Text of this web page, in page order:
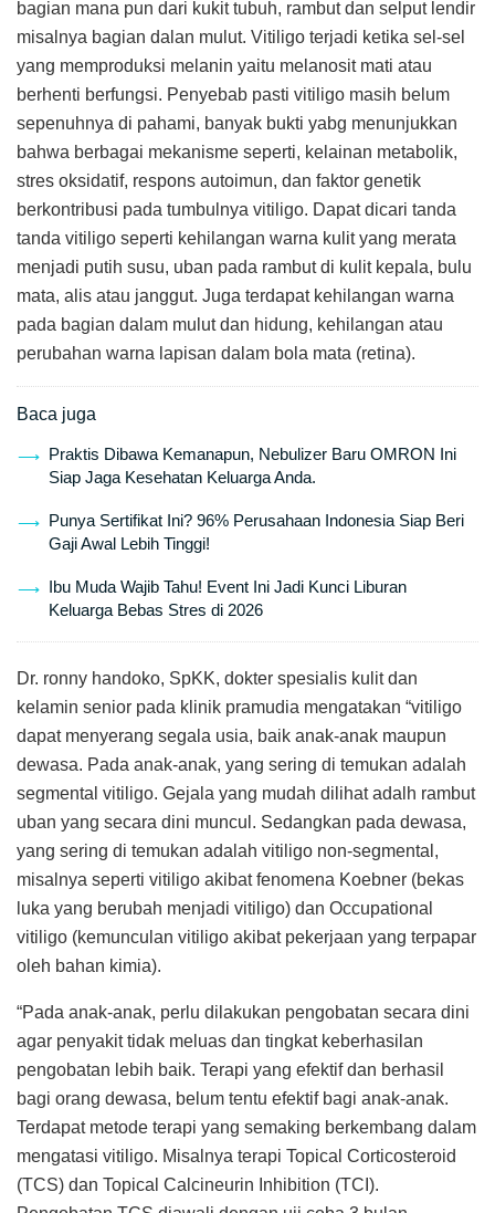
bagian mana pun dari kukit tubuh, rambut dan selput lendir
misalnya bagian dalan mulut. Vitiligo terjadi ketika sel-sel
yang memproduksi melanin yaitu melanosit mati atau
berhenti berfungsi. Penyebab pasti vitiligo masih belum
sepenuhnya di pahami, banyak bukti yabg menunjukkan
bahwa berbagai mekanisme seperti, kelainan metabolik,
stres oksidatif, respons autoimun, dan faktor genetik
berkontribusi pada tumbulnya vitiligo. Dapat dicari tanda
tanda vitiligo seperti kehilangan warna kulit yang merata
menjadi putih susu, uban pada rambut di kulit kepala, bulu
mata, alis atau janggut. Juga terdapat kehilangan warna
pada bagian dalam mulut dan hidung, kehilangan atau
perubahan warna lapisan dalam bola mata (retina).
Baca juga
Praktis Dibawa Kemanapun, Nebulizer Baru OMRON Ini
Siap Jaga Kesehatan Keluarga Anda.
Punya Sertifikat Ini? 96% Perusahaan Indonesia Siap Beri
Gaji Awal Lebih Tinggi!
Ibu Muda Wajib Tahu! Event Ini Jadi Kunci Liburan
Keluarga Bebas Stres di 2026
Dr. ronny handoko, SpKK, dokter spesialis kulit dan
kelamin senior pada klinik pramudia mengatakan “vitiligo
dapat menyerang segala usia, baik anak-anak maupun
dewasa. Pada anak-anak, yang sering di temukan adalah
segmental vitiligo. Gejala yang mudah dilihat adalh rambut
uban yang secara dini muncul. Sedangkan pada dewasa,
yang sering di temukan adalah vitiligo non-segmental,
misalnya seperti vitiligo akibat fenomena Koebner (bekas
luka yang berubah menjadi vitiligo) dan Occupational
vitiligo (kemunculan vitiligo akibat pekerjaan yang terpapar
oleh bahan kimia).
“Pada anak-anak, perlu dilakukan pengobatan secara dini
agar penyakit tidak meluas dan tingkat keberhasilan
pengobatan lebih baik. Terapi yang efektif dan berhasil
bagi orang dewasa, belum tentu efektif bagi anak-anak.
Terdapat metode terapi yang semaking berkembang dalam
mengatasi vitiligo. Misalnya terapi Topical Corticosteroid
(TCS) dan Topical Calcineurin Inhibition (TCI).